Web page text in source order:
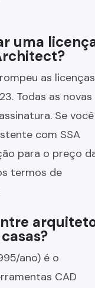
uma
as licenças
Todas as novas
Se você
com SSA
para o preço
termos de
ano) é o
CAD